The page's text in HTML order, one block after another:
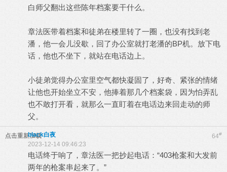
白师父翻出这些陈年档案要干什么。
章法医带着档案和徒弟在楼里转了一圈，也没有找到老
潘，他一会儿没歇，回了办公室就打老潘的BP机。放下电
话，他也不坐下，就站在电话边上。
小徒弟觉得办公室里空气都快凝固了，好奇、紧张的情绪
让他也开始坐立不安，他捧着那几个档案袋，因为怕弄乱
也不敢打开看，就那么一直盯着在电话边来回走动的师
父。
点击重新加载 64#
black白夜
2023-12-14 09:46:23
电话终于响了，章法医一把抄起电话：“403枪案和大发前
两年的枪案串起来了。”